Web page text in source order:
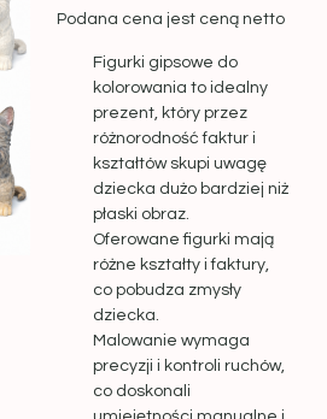
Podana cena jest ceną netto
Figurki gipsowe do
kolorowania to idealny
prezent, który przez
różnorodność faktur i
kształtów skupi uwagę
dziecka dużo bardziej niż
płaski obraz.
Oferowane figurki mają
różne kształty i faktury,
co pobudza zmysły
dziecka.
Malowanie wymaga
precyzji i kontroli ruchów,
co doskonali